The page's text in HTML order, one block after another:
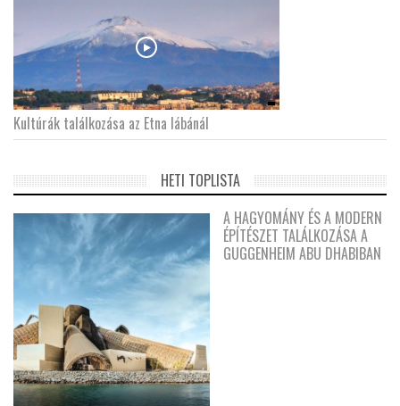
Kultúrák találkozása az Etna lábánál
HETI TOPLISTA
A HAGYOMÁNY ÉS A MODERN
ÉPÍTÉSZET TALÁLKOZÁSA A
GUGGENHEIM ABU DHABIBAN